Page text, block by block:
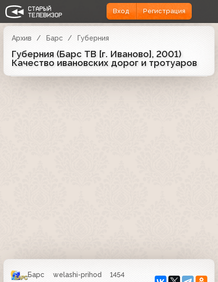
Вход Регистрация
Архив Барс Губерния
Губерния (Барс ТВ [г. Иваново], 2001)
Качество ивановских дорог и тротуаров
Барс welashi-prihod
1454